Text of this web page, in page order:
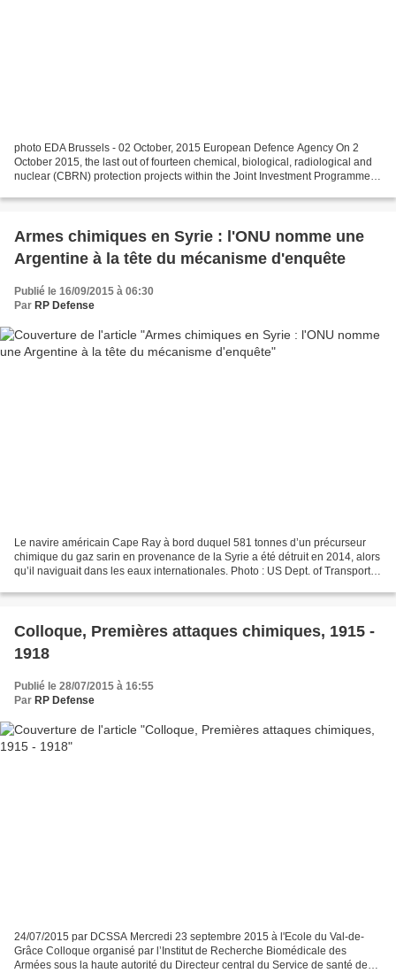
photo EDA Brussels - 02 October, 2015 European Defence Agency On 2
October 2015, the last out of fourteen chemical, biological, radiological and
nuclear (CBRN) protection projects within the Joint Investment Programme
Armes chimiques en Syrie : l'ONU nomme une
Argentine à la tête du mécanisme d'enquête
Publié le 16/09/2015 à 06:30
Par RP Defense
Le navire américain Cape Ray à bord duquel 581 tonnes d’un précurseur
chimique du gaz sarin en provenance de la Syrie a été détruit en 2014, alors
qu’il naviguait dans les eaux internationales. Photo : US Dept. of Transport
Colloque, Premières attaques chimiques, 1915 -
1918
Publié le 28/07/2015 à 16:55
Par RP Defense
24/07/2015 par DCSSA Mercredi 23 septembre 2015 à l'Ecole du Val-de-
Grâce Colloque organisé par l’Institut de Recherche Biomédicale des
Armées sous la haute autorité du Directeur central du Service de santé des